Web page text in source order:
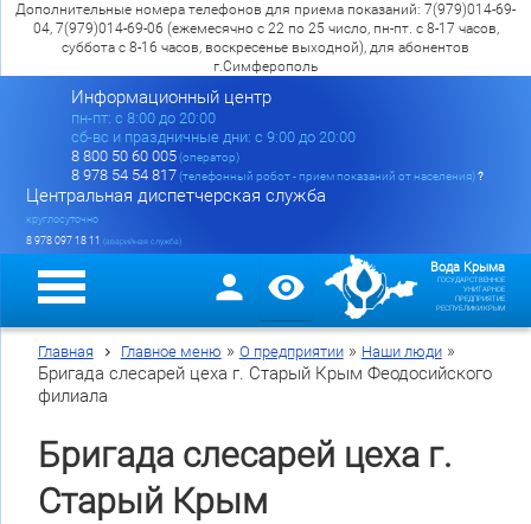
Дополнительные номера телефонов для приема показаний: 7(979)014-69-
04, 7(979)014-69-06 (ежемесячно с 22 по 25 число, пн-пт. с 8-17 часов,
суббота с 8-16 часов, воскресенье выходной), для абонентов
г.Симферополь
Информационный центр
пн-пт: c 8:00 до 20:00
сб-вс и праздничные дни: с 9:00 до 20:00
8 800 50 60 005(оператор)
8 978 54 54 817(телефонный робот - прием показаний от населения)?
Центральная диспетчерская служба
круглосуточно
8 978 097 18 11 (аварийная служба)
Вода Крыма
ГОСУДАРСТВЕННОЕ
УНИТАРНОЕ
ПРЕДПРИЯТИЕ
РЕСПУБЛИКИ КРЫМ
Главная Главное меню » О предприятии» Наши люди»
Бригада слесарей цеха г. Старый Крым Феодосийского
филиала
Бригада слесарей цеха г.
Старый Крым